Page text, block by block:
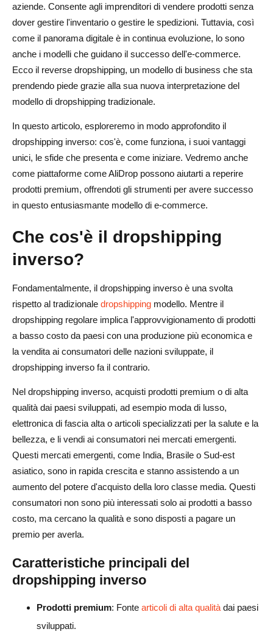
4. Investimento iniziale più elevato
Come iniziare con il dropshipping inverso
1. Scegli la tua nicchia
3. Configura un negozio di e-commerce
4. Commercializza i tuoi prodotti in modo efficace
5. Fornire un servizio clienti e un'esperienza eccellenti
Conclusione
Domande frequenti sul dropshipping inverso
Cos'è il dropshipping inverso?
Qual è la panoramica del dropshipping?
Il dropshipping è illegale in India?
Quali sono i due tipi di dropshipping?
aziende. Consente agli imprenditori di vendere prodotti senza
dover gestire l'inventario o gestire le spedizioni. Tuttavia, così
come il panorama digitale è in continua evoluzione, lo sono
anche i modelli che guidano il successo dell'e-commerce.
Ecco il reverse dropshipping, un modello di business che sta
prendendo piede grazie alla sua nuova interpretazione del
modello di dropshipping tradizionale.
In questo articolo, esploreremo in modo approfondito il
dropshipping inverso: cos'è, come funziona, i suoi vantaggi
unici, le sfide che presenta e come iniziare. Vedremo anche
come piattaforme come AliDrop possono aiutarti a reperire
prodotti premium, offrendoti gli strumenti per avere successo
in questo entusiasmante modello di e-commerce.
Che cos'è il dropshipping
inverso?
Fondamentalmente, il dropshipping inverso è una svolta
rispetto al tradizionale dropshipping modello. Mentre il
dropshipping regolare implica l'approvvigionamento di prodotti
a basso costo da paesi con una produzione più economica e
la vendita ai consumatori delle nazioni sviluppate, il
dropshipping inverso fa il contrario.
Nel dropshipping inverso, acquisti prodotti premium o di alta
qualità dai paesi sviluppati, ad esempio moda di lusso,
elettronica di fascia alta o articoli specializzati per la salute e la
bellezza, e li vendi ai consumatori nei mercati emergenti.
Questi mercati emergenti, come India, Brasile o Sud-est
asiatico, sono in rapida crescita e stanno assistendo a un
aumento del potere d'acquisto della loro classe media. Questi
consumatori non sono più interessati solo ai prodotti a basso
costo, ma cercano la qualità e sono disposti a pagare un
premio per averla.
Caratteristiche principali del
dropshipping inverso
Prodotti premium: Fonte articoli di alta qualità dai paesi
sviluppati.